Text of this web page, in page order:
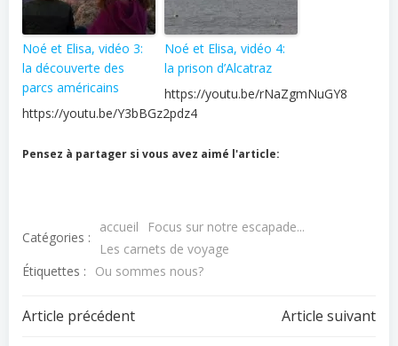
Noé et Elisa, vidéo 3:
la découverte des
parcs américains
https://youtu.be/Y3bBGz2pdz4
Noé et Elisa, vidéo 4:
la prison d’Alcatraz
https://youtu.be/rNaZgmNuGY8
Pensez à partager si vous avez aimé l'article:
Catégories :
accueil
Focus sur notre escapade...
Les carnets de voyage
Étiquettes :
Ou sommes nous?
Navigation
Article précédent
Navigation
Article suivant